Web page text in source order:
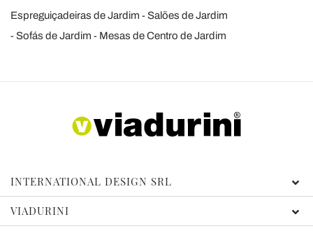
Espreguiçadeiras de Jardim
Salões de Jardim
Sofás de Jardim
Mesas de Centro de Jardim
INTERNATIONAL DESIGN SRL
VIADURINI